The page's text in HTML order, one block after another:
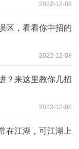
2022-12-08
区，看看你中招的
2022-12-08
？来这里教你几招
2022-12-08
在江湖，可江湖上